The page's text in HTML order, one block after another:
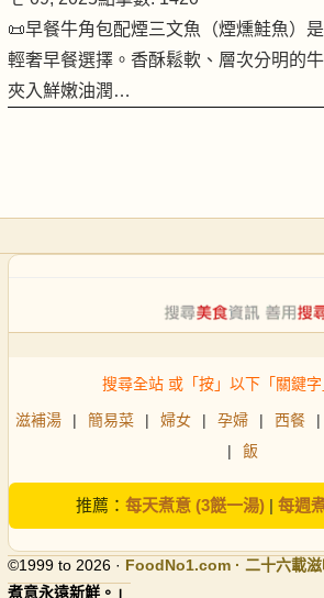
📜早餐牛角包配煙三文魚（煙燻鮭魚）
輕奢早餐選擇。香酥鬆軟、層次分明的
夾入鮮嫩油潤…
搜尋全站 或「按」以下「關鍵
滋補湯 | 簡易菜 | 婦女 | 孕婦 | 西餐 |
|
飯
推薦： 每天煮意 (3餸一湯)| 每週
©1999 to 2026 · FoodNo1.com · 二十六載
煮意永遠新鮮。」